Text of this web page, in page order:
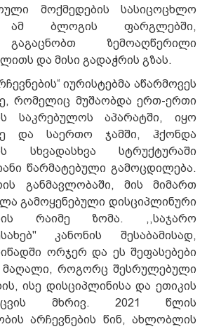
მოქმედების სასიცოცხლო
ამ ბლოგის ფარგლებში,
გაგაცნობთ ზემოაღწერილი
და მისი გადაჭრის გზას.
იურისტებმა აწარმოვეს
რომელიც მუშაობდა ერთ-ერთი
საკრებულოს აპარატში, იყო
და საერთო ჯამში, ჰქონდა
სხვადასხვა სტრუქტურაში
წარმატებული გამოცდილება.
განმავლობაში, მის მიმართ
გამოყენებული დისციპლინური
რაიმე ზომა. ,,საჯარო
კანონის შესაბამისად,
ორჯერ და ეს შეფასებები
მაღალი, როგორც შესრულებული
ისე დისციპლინისა და ეთიკის
მხრივ. 2021 წლის
არჩევნების წინ, ახლობლის